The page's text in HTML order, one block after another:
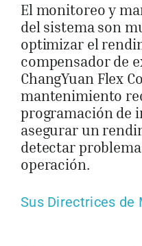
El monitoreo y
del sistema son
optimizar el
compensador de
ChangYuan Flex
mantenimiento
programación de
asegurar un
detectar
operación.
Sus Directrices de